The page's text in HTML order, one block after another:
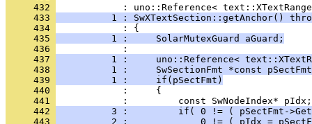
     432
     433
1 : SwXTextSection::getAnchor()
     434
     435
          1 :     SolarMutexGuard aGuard;
     436
     437
1 :     uno::Reference<
     438
1 :     SwSectionFmt *const
     439
          1 :     if(pSectFmt)
     440
     441
     442
3 :         if( 0 != ( pSectFmt-
     443
2 :             0 != ( pIdx =